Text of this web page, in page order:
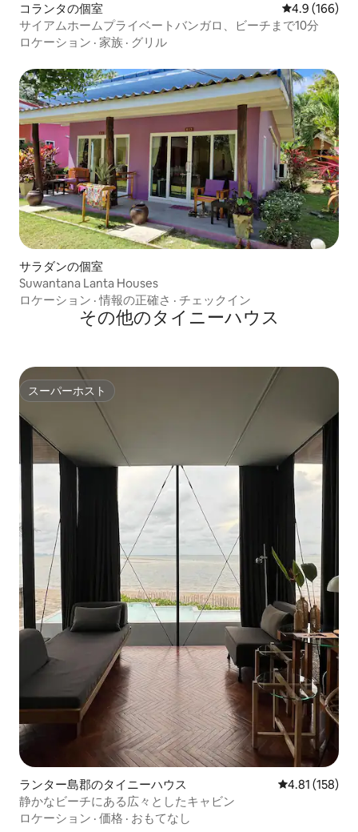
コランタの個室 レビュー166
4.9 (166)
サイアムホームプライベートバンガロ、ビーチまで10分
ロケーション · 家族 · グリル
サラダンの個室
Suwantana Lanta Houses
ロケーション ·情報の正確さ · チェックイン
その他のタイニーハウス
スーパーホスト
スーパーホスト
ランター島郡のタイニーハウス レビュー158
4.81 (158)
静かなビーチにある広々としたキャビン
ロケーション · 価格 · おもてなし